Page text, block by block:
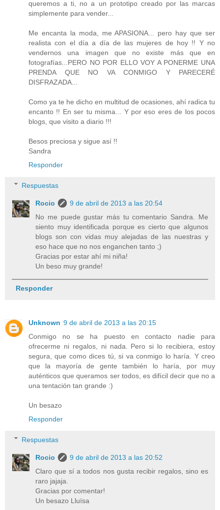
queremos a ti, no a un prototipo creado por las marcas
simplemente para vender...
Me encanta la moda, me APASIONA... pero hay que ser
realista con el día a día de las mujeres de hoy !! Y no
vendernos una imagen que no existe más que en
fotografías...PERO NO POR ELLO VOY A PONERME UNA
PRENDA QUE NO VA CONMIGO Y PARECERÉ
DISFRAZADA...
Como ya te he dicho en multitud de ocasiones, ahí radica tu
encanto !! En ser tu misma... Y por eso eres de los pocos
blogs, que visito a diario !!!
Besos preciosa y sigue así !!
Sandra
Responder
Respuestas
Rocio
9 de abril de 2013 a las 20:54
No me puede gustar más tu comentario Sandra. Me
siento muy identificada porque es cierto que algunos
blogs son con vidas muy alejadas de las nuestras y
eso hace que no nos enganchen tanto ;)
Gracias por estar ahí mi niña!
Un beso muy grande!
Responder
Unknown 9 de abril de 2013 a las 20:15
Conmigo no se ha puesto en contacto nadie para
ofrecerme ni regalos, ni nada. Pero si lo recibiera, estoy
segura, que como dices tú, si va conmigo lo haría. Y creo
que la mayoría de gente también lo haría, por muy
auténticos que queramos ser todos, es difícil decir que no a
una tentación tan grande :)
Un besazo
Responder
Respuestas
Rocio
9 de abril de 2013 a las 20:52
Claro que sí a todos nos gusta recibir regalos, sino es
raro jajaja.
Gracias por comentar!
Un besazo Lluïsa